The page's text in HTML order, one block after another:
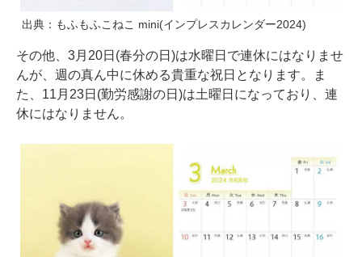
出典：もふもふこねこ mini(インプレスカレンダー2024)
その他、3月20日(春分の日)は水曜日で連休にはなりませ
んが、週の真ん中に休める貴重な祝日となります。ま
た、11月23日(勤労感謝の日)は土曜日になっており、連
休にはなりません。